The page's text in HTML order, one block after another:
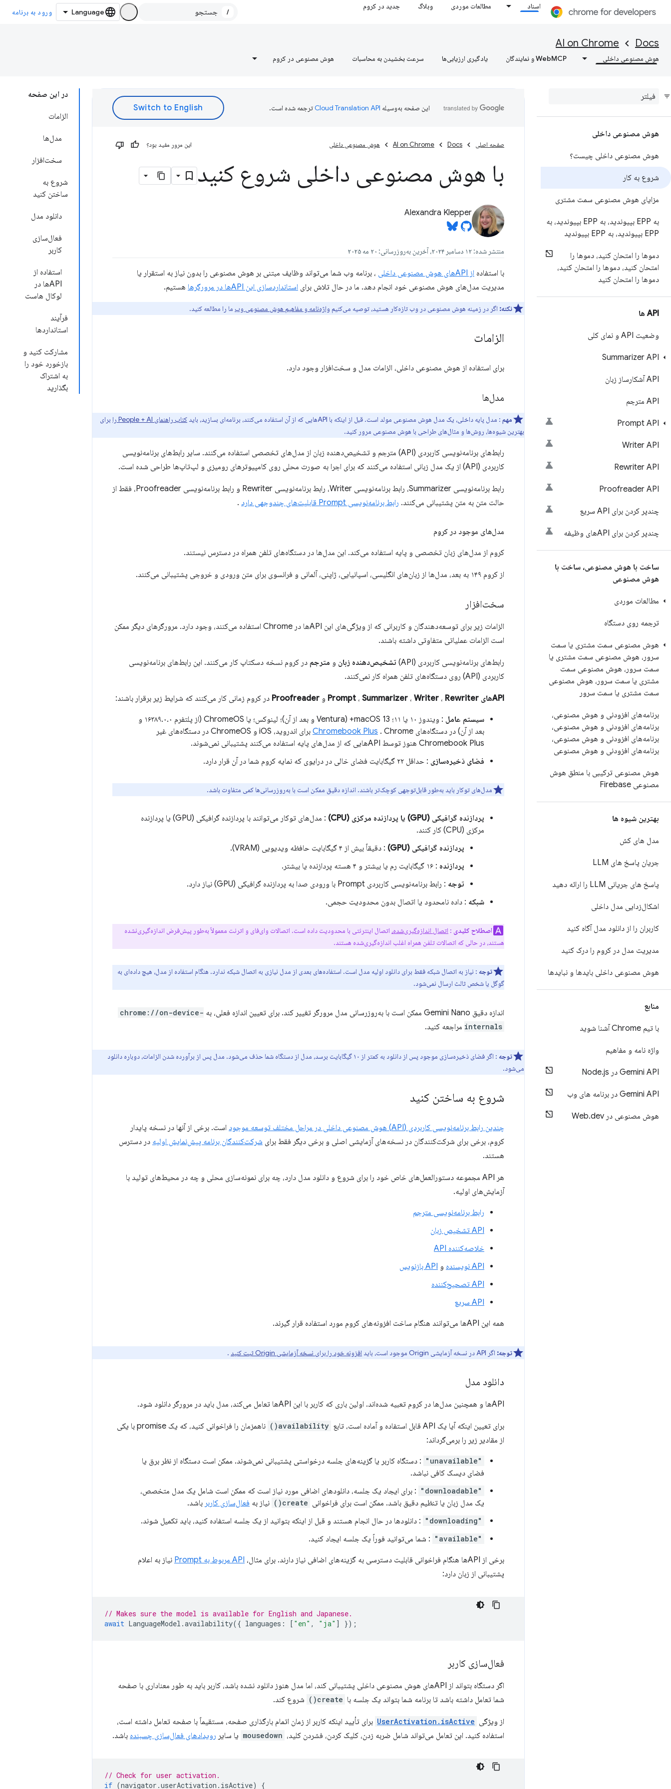
اسناد مطالعات موردی وبلاگ جدید در کروم
/ ورود به برنامه
Docs
AI on Chrome
هوش مصنوعی داخلی WebMCP و نمایندگان یادگیری ارزیابی‌ها سرعت بخشیدن به محاسبات هوش مصنوعی در کروم
هوش مصنوعی داخلی
هوش مصنوعی داخلی چیست؟
شروع به کار
مزایای هوش مصنوعی سمت مشتری
به EPP بپیوندید، به EPP بپیوندید، به
EPP بپیوندید، به EPP بپیوندید
دموها را امتحان کنید، دموها را
امتحان کنید، دموها را امتحان کنید،
دموها را امتحان کنید
API ها
وضعیت API و نمای کلی
Summarizer API
API آشکارساز زبان
API مترجم
Prompt API
Writer API
Rewriter API
Proofreader API
چندپر کردن برای API سریع
چندپر کردن برای APIهای وظیفه
ساخت با هوش مصنوعی، ساخت با
هوش مصنوعی
مطالعات موردی
ترجمه روی دستگاه
هوش مصنوعی سمت مشتری یا سمت
سرور، هوش مصنوعی سمت مشتری یا
سمت سرور، هوش مصنوعی سمت
مشتری یا سمت سرور، هوش مصنوعی
سمت مشتری یا سمت سرور
برنامه‌های افزودنی و هوش مصنوعی،
برنامه‌های افزودنی و هوش مصنوعی،
برنامه‌های افزودنی و هوش مصنوعی،
برنامه‌های افزودنی و هوش مصنوعی
هوش مصنوعی ترکیبی با منطق هوش
مصنوعی Firebase
بهترین شیوه ها
مدل های کش
جریان پاسخ های LLM
پاسخ های جریانی LLM را ارائه دهید
اشکال‌زدایی مدل داخلی
کاربران را از دانلود مدل آگاه کنید
مدیریت مدل در کروم را درک کنید
هوش مصنوعی داخلی بایدها و نبایدها
منابع
با تیم Chrome آشنا شوید
واژه نامه و مفاهیم
Gemini API در Node .js
Gemini API در برنامه های وب
هوش مصنوعی در Web .dev
در این صفحه
الزامات
مدل‌ها
سخت‌افزار
شروع به
ساختن کنید
دانلود مدل
فعال‌سازی
کاربر
استفاده از
APIها در
لوکال هاست
فرآیند
استانداردها
مشارکت کنید و
بازخورد خود را
به اشتراک
بگذارید
این صفحه به‌وسیله ترجمه شده است.
صفحه اصلی Docs
AI on Chrome هوش مصنوعی داخلی این مرور مفید بود؟
با هوش مصنوعی داخلی شروع کنید
Alexandra Klepper
منتشر شده: ۱۲ دسامبر ۲۰۲۴، آخرین به‌روزرسانی: ۲۰ مه ۲۰۲۵
با استفاده از APIهای هوش مصنوعی داخلی
، برنامه وب شما می‌تواند وظایف مبتنی بر هوش مصنوعی را بدون نیاز به استقرار یا
مدیریت مدل‌های هوش مصنوعی خود انجام دهد. ما در حال تلاش برای استانداردسازی این APIها در مرورگرها هستیم.
نکته: اگر در زمینه هوش مصنوعی در وب تازه‌کار هستید، توصیه می‌کنیم واژه‌نامه و مفاهیم هوش مصنوعی وب ما را مطالعه کنید.
الزامات
برای استفاده از هوش مصنوعی داخلی، الزامات مدل و سخت‌افزار وجود دارد.
مدل‌ها
مهم : مدل پایه داخلی، یک مدل هوش مصنوعی مولد است. قبل از اینکه با APIهایی که از آن استفاده می‌کنند، برنامه‌ای بسازید، باید کتاب راهنمای People + AI را
برای
بهترین شیوه‌ها، روش‌ها و مثال‌های طراحی با هوش مصنوعی مرور کنید.
رابط‌های برنامه‌نویسی کاربردی (API) مترجم و تشخیص‌دهنده زبان از مدل‌های تخصصی استفاده می‌کنند. سایر رابط‌های برنامه‌نویسی
کاربردی (API) از یک مدل زبانی استفاده می‌کنند که برای اجرا به صورت محلی روی کامپیوترهای رومیزی و لپ‌تاپ‌ها طراحی شده است.
رابط برنامه‌نویسی Summarizer، رابط برنامه‌نویسی Writer، رابط برنامه‌نویسی Rewriter و رابط برنامه‌نویسی Proofreader، فقط از
حالت متن به متن پشتیبانی می‌کنند. رابط برنامه‌نویسی Prompt قابلیت‌های چندوجهی دارد .
مدل‌های موجود در کروم
کروم از مدل‌های زبان تخصصی و پایه استفاده می‌کند. این مدل‌ها در دستگاه‌های تلفن همراه در دسترس نیستند.
از کروم ۱۴۹ به بعد، مدل‌ها از زبان‌های انگلیسی، اسپانیایی، ژاپنی، آلمانی و فرانسوی برای متن ورودی و خروجی پشتیبانی می‌کنند.
سخت‌افزار
الزامات زیر برای توسعه‌دهندگان و کاربرانی که از ویژگی‌های این APIها در Chrome استفاده می‌کنند، وجود دارد. مرورگرهای دیگر ممکن
است الزامات عملیاتی متفاوتی داشته باشند.
رابط‌های برنامه‌نویسی کاربردی (API) تشخیص‌دهنده زبان و مترجم در کروم نسخه دسکتاپ کار می‌کنند. این رابط‌های برنامه‌نویسی
کاربردی (API) روی دستگاه‌های تلفن همراه کار نمی‌کنند.
APIهای Prompt ، Summarizer ، Writer ، Rewriter و Proofreader در کروم زمانی کار می‌کنند که شرایط زیر برقرار باشند:
سیستم عامل
: ویندوز ۱۰ یا ۱۱؛ macOS 13+ (Ventura و بعد از آن)؛ لینوکس؛ یا ChromeOS (از پلتفرم ۱۶۳۸۹.۰.۰ و
بعد از آن) در دستگاه‌های
Chromebook Plus
. Chrome برای اندروید، iOS و ChromeOS در دستگاه‌های غیر
Chromebook Plus هنوز توسط APIهایی که از مدل‌های پایه استفاده می‌کنند پشتیبانی نمی‌شوند.
فضای ذخیره‌سازی : حداقل ۲۲ گیگابایت فضای خالی در درایوی که نمایه کروم شما در آن قرار دارد.
مدل‌های توکار باید به‌طور قابل‌توجهی کوچک‌تر باشند. اندازه دقیق ممکن است با به‌روزرسانی‌ها کمی متفاوت باشد.
پردازنده گرافیکی (GPU) یا پردازنده مرکزی (CPU)
: مدل‌های توکار می‌توانند با پردازنده گرافیکی (GPU) یا پردازنده
مرکزی (CPU) کار کنند.
پردازنده گرافیکی (GPU)
: دقیقاً بیش از ۴ گیگابایت حافظه ویدیویی (VRAM).
پردازنده : ۱۶ گیگابایت رم یا بیشتر و ۴ هسته پردازنده یا بیشتر.
توجه : رابط برنامه‌نویسی کاربردی Prompt با ورودی صدا به پردازنده گرافیکی (GPU) نیاز دارد.
شبکه : داده نامحدود یا اتصال بدون محدودیت حجمی.
اصطلاح کلیدی : اتصال اندازه‌گیری‌شده، اتصال اینترنتی با محدودیت داده است. اتصالات وای‌فای و اترنت معمولاً به‌طور پیش‌فرض اندازه‌گیری‌نشده
هستند، در حالی که اتصالات تلفن همراه اغلب اندازه‌گیری‌شده هستند.
توجه : نیاز به اتصال شبکه فقط برای دانلود اولیه مدل است. استفاده‌های بعدی از مدل نیازی به اتصال شبکه ندارد. هنگام استفاده از مدل، هیچ داده‌ای به
گوگل یا شخص ثالث ارسال نمی‌شود.
اندازه دقیق Gemini Nano ممکن است با به‌روزرسانی مدل مرورگر تغییر کند. برای تعیین اندازه فعلی، به
chrome://on-device-
internals مراجعه کنید.
توجه
: اگر فضای ذخیره‌سازی موجود پس از دانلود به کمتر از ۱۰ گیگابایت برسد، مدل از دستگاه شما حذف می‌شود. مدل پس از برآورده شدن الزامات، دوباره دانلود
می‌شود.
شروع به ساختن کنید
چندین رابط برنامه‌نویسی کاربردی (API) هوش مصنوعی داخلی در مراحل مختلف توسعه موجود
است. برخی از آنها در نسخه پایدار
کروم، برخی برای شرکت‌کنندگان در نسخه‌های آزمایشی اصلی و برخی دیگر فقط برای شرکت‌کنندگان برنامه پیش‌نمایش اولیه در دسترس
هستند.
هر API مجموعه دستورالعمل‌های خاص خود را برای شروع و دانلود مدل دارد، چه برای نمونه‌سازی محلی و چه در محیط‌های تولید با
آزمایش‌های اولیه.
رابط برنامه‌نویسی مترجم
API تشخیص زبان
خلاصه‌کننده API
API نویسنده
و API بازنویس
API تصحیح‌کننده
API سریع
همه این APIها می‌توانند هنگام ساخت افزونه‌های کروم مورد استفاده قرار گیرند.
توجه: اگر API در نسخه آزمایشی Origin موجود است، باید افزونه خود را برای نسخه آزمایشی Origin ثبت کنید .
دانلود مدل
APIها و همچنین مدل‌ها در کروم تعبیه شده‌اند. اولین باری که کاربر با این APIها تعامل می‌کند، مدل باید در مرورگر دانلود شود.
برای تعیین اینکه آیا یک API قابل استفاده و آماده است، تابع availability()
ناهمزمان را فراخوانی کنید، که یک promise با یکی
از مقادیر زیر را برمی‌گرداند:
"unavailable"
: دستگاه کاربر یا گزینه‌های جلسه درخواستی پشتیبانی نمی‌شوند. ممکن است دستگاه از نظر برق یا
فضای دیسک کافی نباشد.
"downloadable"
: برای ایجاد یک جلسه، دانلودهای اضافی مورد نیاز است که ممکن است شامل یک مدل متخصص،
یک مدل زبان یا تنظیم دقیق باشد. ممکن است برای فراخوانی create() نیاز به فعال‌سازی کاربر باشد.
"downloading" : دانلودها در حال انجام هستند و قبل از اینکه بتوانید از یک جلسه استفاده کنید، باید تکمیل شوند.
"available" : شما می‌توانید فوراً یک جلسه ایجاد کنید.
برخی از APIها هنگام فراخوانی قابلیت دسترسی به گزینه‌های اضافی نیاز دارند. برای مثال، API مربوط به Prompt
نیاز به اعلام
پشتیبانی از زبان دارد:
// Makes sure the model is available for English and Japanese.
await LanguageModel .availability({ languages : [ "en" , "ja" ] });
فعال‌سازی کاربر
اگر دستگاه بتواند از APIهای هوش مصنوعی داخلی پشتیبانی کند، اما مدل هنوز دانلود نشده باشد، کاربر باید به طور معناداری با صفحه
شما تعامل داشته باشد تا برنامه شما بتواند یک جلسه با create() شروع کند.
از ویژگی UserActivation.isActive برای تأیید اینکه کاربر از زمان اتمام بارگذاری صفحه، مستقیماً با صفحه تعامل داشته است،
استفاده کنید. این تعامل می‌تواند شامل ضربه زدن، کلیک کردن، فشردن کلید، mousedown یا سایر رویدادهای فعال‌سازی چسبنده باشد.
// Check for user activation.
if (navigator .userActivation . isActive) {